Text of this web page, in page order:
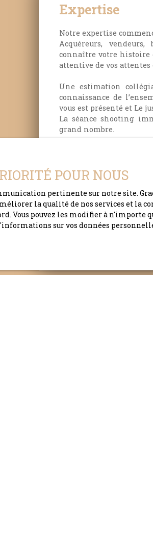
Expertise
Notre expertise
Acquéreurs,
connaître votre histoire
attentive de vos attentes
Une estimation
connaissance de
vous est présenté et Le
La séance shooting
grand nombre.
gestionnaires de
meilleur de lui-même
et de votre bien.Soyez
POUR NOUS
pertinente sur notre site.
la qualité de nos services et la
Vous pouvez les modifier à n'importe
sur vos données